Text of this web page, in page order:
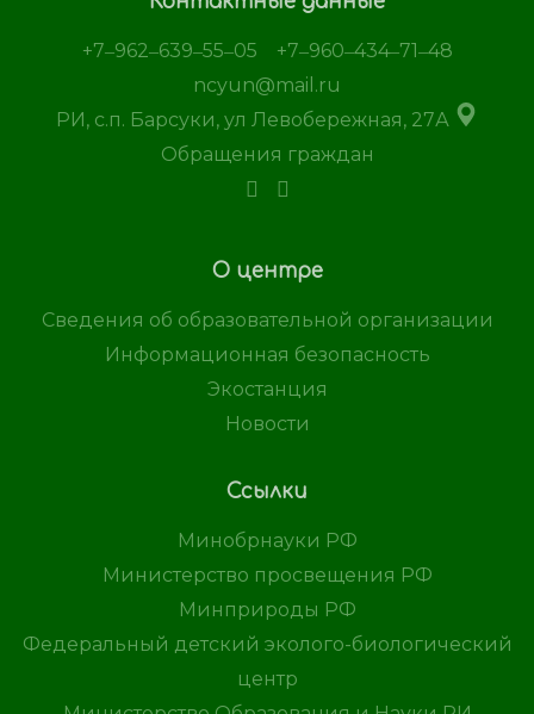
О центре
Сведения об образовательной организации
Информационная безопасность
Экостанция
Новости
Ссылки
Минобрнауки РФ
Министерство просвещения РФ
Минприроды РФ
Федеральный детский эколого-биологический
центр
+7‒962‒639‒55‒05
+7‒960‒434‒71‒48
ncyun@mail.ru
РИ, с.п. Барсуки, ул Левобережная, 27А
Обращения граждан